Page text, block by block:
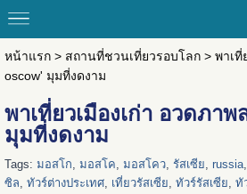
หน้าแรก> สถานที่ชวนเที่ยวรอบโลก> พาเที่
oscow' มุมที่งดงาม
พาเที่ยวเมืองเก่า อวดภา
มุมที่งดงาม
Tags: มอสโก, มอสโค, มอสโคว, รัสเซีย, russia,
ซิล, ทัวร์ต่างประเทศ, เที่ยวรัสเซีย, ทัวร์รัสเซีย, ทั